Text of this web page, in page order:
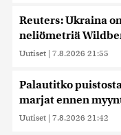
Reuters: Ukraina
neliömetriä
Uutiset | 7.8.2026 21:55
Palautitko
marjat ennen
Uutiset | 7.8.2026 21:42